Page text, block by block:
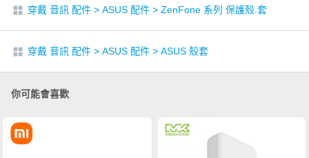
穿戴 音訊 配件 > ASUS 配件 > ZenFone 系列 保護殼.套
穿戴 音訊 配件 > ASUS 配件 > ASUS 殼套
你可能會喜歡